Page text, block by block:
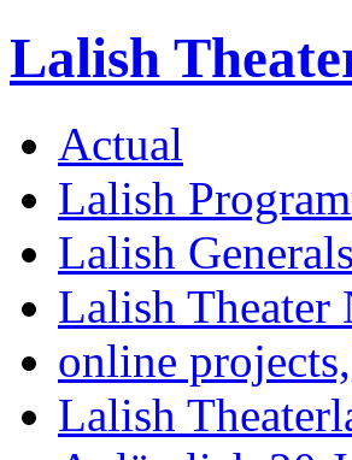
Lalish
Actual
Lalish
Lalish
Lalish Theater
online
Lalish